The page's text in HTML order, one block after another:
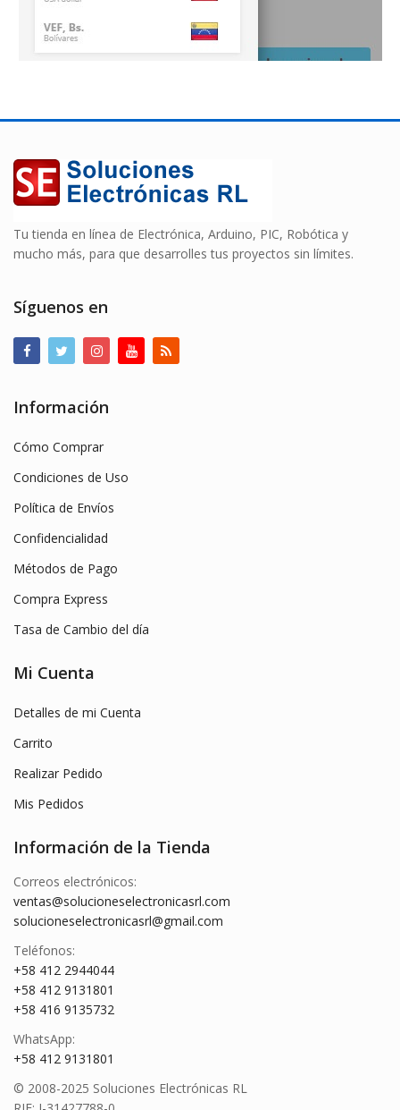
Tu tienda en línea de Electrónica, Arduino, PIC, Robótica y
mucho más, para que desarrolles tus proyectos sin límites.
Síguenos en
Información
Cómo Comprar
Condiciones de Uso
Política de Envíos
Confidencialidad
Métodos de Pago
Compra Express
Tasa de Cambio del día
Mi Cuenta
Detalles de mi Cuenta
Carrito
Realizar Pedido
Mis Pedidos
Información de la Tienda
Correos electrónicos:
ventas@solucioneselectronicasrl.com
solucioneselectronicasrl@gmail.com
Teléfonos:
+58 412 2944044
+58 412 9131801
+58 416 9135732
WhatsApp:
+58 412 9131801
© 2008-2025 Soluciones Electrónicas RL